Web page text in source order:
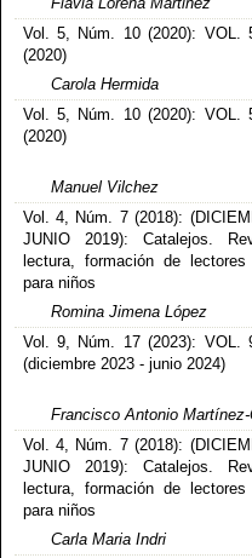
Vol. 5, Núm. 10 (2020): VOL.
(2020)
Carola Hermida
Vol. 5, Núm. 10 (2020): VOL.
(2020)
Manuel Vilchez
Vol. 4, Núm. 7 (2018):
JUNIO 2019): Catalejos.
lectura, formación de
para niños
Romina Jimena López
Vol. 9, Núm. 17 (2023): VOL.
(diciembre 2023 - junio 2024)
Francisco Antonio
Vol. 4, Núm. 7 (2018):
JUNIO 2019): Catalejos.
lectura, formación de
para niños
Carla Maria Indri